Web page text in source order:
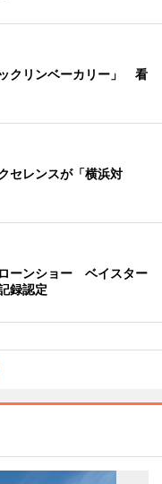
クリンベーカリー」 看
セレンスが「横浜対
ーンショー ベイスター
録認定